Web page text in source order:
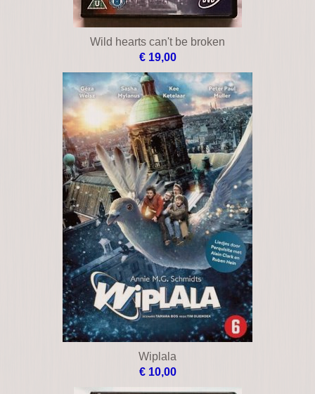
White Fang
€ 19,00
Wild hearts can't be broken
€ 19,00